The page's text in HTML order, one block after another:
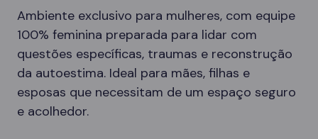
Ambiente exclusivo para mulheres, com equipe
100% feminina preparada para lidar com
questões específicas, traumas e reconstrução
da autoestima. Ideal para mães, filhas e
esposas que necessitam de um espaço seguro
e acolhedor.